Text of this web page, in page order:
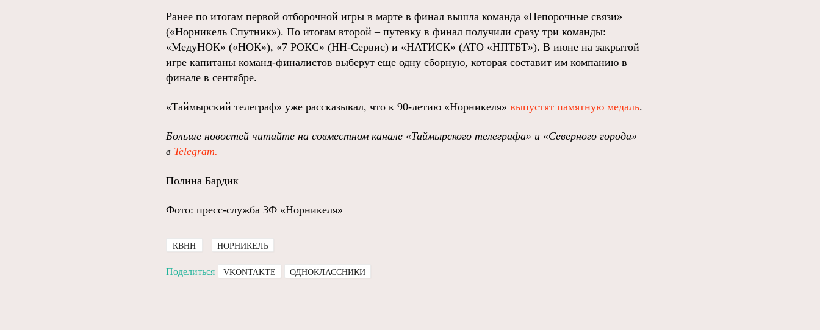
Ранее по итогам первой отборочной игры в марте в финал вышла команда «Непорочные связи»
(«Норникель Спутник»). По итогам второй – путевку в финал получили сразу три команды:
«МедуНОК» («НОК»), «7 РОКС» (НН-Сервис) и «НАТИСК» (АТО «НПТБТ»). В июне на закрытой
игре капитаны команд-финалистов выберут еще одну сборную, которая составит им компанию в
финале в сентябре.
«Таймырский телеграф» уже рассказывал, что к 90-летию «Норникеля» выпустят памятную медаль.
Больше новостей читайте на совместном канале «Таймырского телеграфа» и «Северного города»
в Telegram.
Полина Бардик
Фото: пресс-служба ЗФ «Норникеля»
КВНН НОРНИКЕЛЬ
Поделиться VKONTAKTE ОДНОКЛАССНИКИ